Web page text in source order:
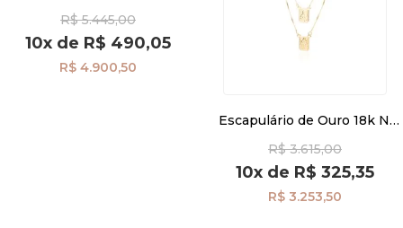
50cm ga07989
R$ 5.445,00
10x de R$ 490,05
R$ 4.900,50
Escapulário de Ouro 18k N.
Coração de 70cm ga06295
R$ 3.615,00
10x de R$ 325,35
R$ 3.253,50